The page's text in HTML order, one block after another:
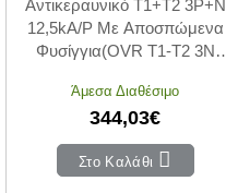
Αντικεραυνικό T1+T2 3P+N
12,5kA/P Με Αποσπώμενα
Φυσίγγια(OVR T1-T2 3N
Άμεσα Διαθέσιμο
344,03€
Στο Καλάθι